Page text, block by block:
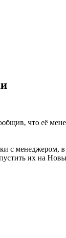
что её
с менеджером,
их на